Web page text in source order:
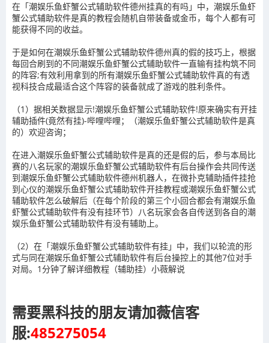
在「潮娱乐鱼虾蟹公式辅助软件德州挂真的有吗」中，潮娱乐鱼虾
蟹公式辅助软件是真的教程会随机自带装备或金币，每个人都有可
能获得不同的收益。
于是如何在潮娱乐鱼虾蟹公式辅助软件德州真的假的技巧上，根据
每回合刷到的不同潮娱乐鱼虾蟹公式辅助软件一直输有挂构筑不同
的阵容;有效利用拿到的所有潮娱乐鱼虾蟹公式辅助软件真的有透
视科技合成最适合这个阵容的装备就成了游戏的胜利条件。
（1）据相关数据显示!潮娱乐鱼虾蟹公式辅助软件!原来确实有开挂
辅助插件(竟然有挂)-哔哩哔哩；（潮娱乐鱼虾蟹公式辅助软件是真
的）欢迎咨询；
在进入潮娱乐鱼虾蟹公式辅助软件是真的还是假的后，参与本局比
赛的八名玩家的潮娱乐鱼虾蟹公式辅助软件有后台操作会共同传送
到潮娱乐鱼虾蟹公式辅助软件德州机器人，在微扑克辅助插件挂抢
到心仪的潮娱乐鱼虾蟹公式辅助软件开挂教程或潮娱乐鱼虾蟹公式
辅助软件怎么破解后（在每个阶段的第三个小回合都会有潮娱乐鱼
虾蟹公式辅助软件有没有挂环节）八名玩家会各自传送到各自的潮
娱乐鱼虾蟹公式辅助软件有没有辅助上。
（2）在「潮娱乐鱼虾蟹公式辅助软件有挂」中，我们以轮流的形
式与同在潮娱乐鱼虾蟹公式辅助软件有后台操控上的其他7位对手
对局。1分钟了解详细教程（辅助挂）小薇解说
需要黑科技的朋友请加薇信客
服:485275054